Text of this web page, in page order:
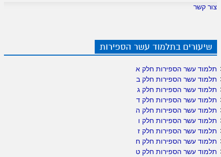
צור קשר
שיעורים בתלמוד עשר הספירות
תלמוד עשר הספירות חלק א
תלמוד עשר הספירות חלק ב
תלמוד עשר הספירות חלק ג
תלמוד עשר הספירות חלק ד
תלמוד עשר הספירות חלק ה
תלמוד עשר הספירות חלק ו
תלמוד עשר הספירות חלק ז
תלמוד עשר הספירות חלק ח
תלמוד עשר הספירות חלק ט